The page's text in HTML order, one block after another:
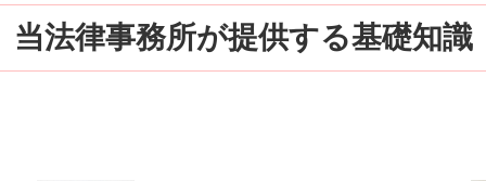
当法律事務所が提供する基礎知識